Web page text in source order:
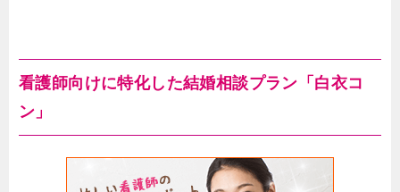
看護師向けに特化した結婚相談プラン「白衣コ
ン」